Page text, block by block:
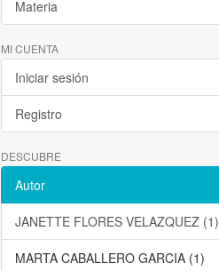
Materia
MI CUENTA
Iniciar sesión
Registro
DESCUBRE
Autor
JANETTE FLORES VELAZQUEZ (1)
MARTA CABALLERO GARCIA (1)